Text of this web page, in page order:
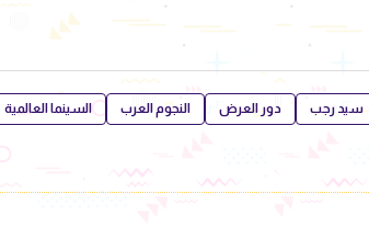
سيد رجب دور العرض النجوم العرب السينما العالمية